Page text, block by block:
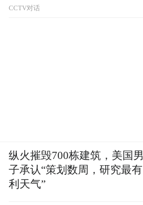
CCTV对话
纵火摧毁700栋建筑，美国男
子承认“策划数周，研究最有
利天气”